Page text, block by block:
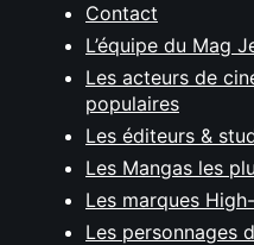
Contact
L’équipe du Mag
Les acteurs de
populaires
Les éditeurs &
Les Mangas les
Les marques
Les personnages